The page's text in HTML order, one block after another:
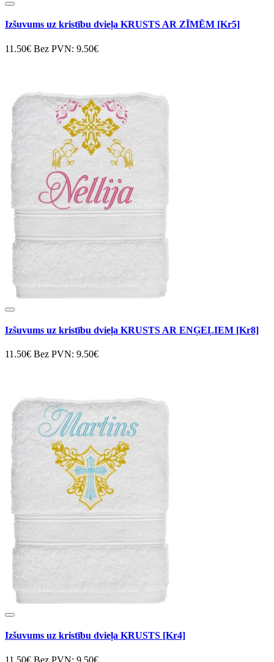
Izšuvums uz kristību dvieļa KRUSTS AR ZĪMĒM [Kr5]
11.50€ Bez PVN: 9.50€
Izšuvums uz kristību dvieļa KRUSTS AR ENĢEĻIEM [Kr8]
11.50€ Bez PVN: 9.50€
Izšuvums uz kristību dvieļa KRUSTS [Kr4]
11.50€ Bez PVN: 9.50€